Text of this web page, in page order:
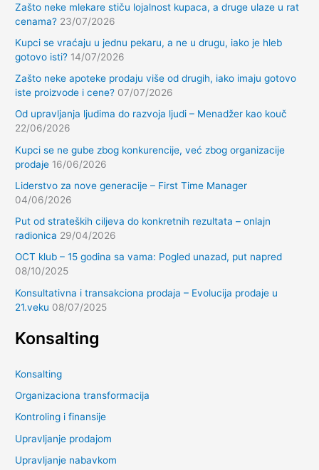
Zašto neke mlekare stiču lojalnost kupaca, a druge ulaze u rat
cenama? 23/07/2026
Kupci se vraćaju u jednu pekaru, a ne u drugu, iako je hleb
gotovo isti? 14/07/2026
Zašto neke apoteke prodaju više od drugih, iako imaju gotovo
iste proizvode i cene? 07/07/2026
Od upravljanja ljudima do razvoja ljudi – Menadžer kao kouč
22/06/2026
Kupci se ne gube zbog konkurencije, već zbog organizacije
prodaje 16/06/2026
Liderstvo za nove generacije – First Time Manager
04/06/2026
Put od strateških ciljeva do konkretnih rezultata – onlajn
radionica 29/04/2026
OCT klub – 15 godina sa vama: Pogled unazad, put napred
08/10/2025
Konsultativna i transakciona prodaja – Evolucija prodaje u
21.veku 08/07/2025
Konsalting
Konsalting
Organizaciona transformacija
Kontroling i finansije
Upravljanje prodajom
Upravljanje nabavkom